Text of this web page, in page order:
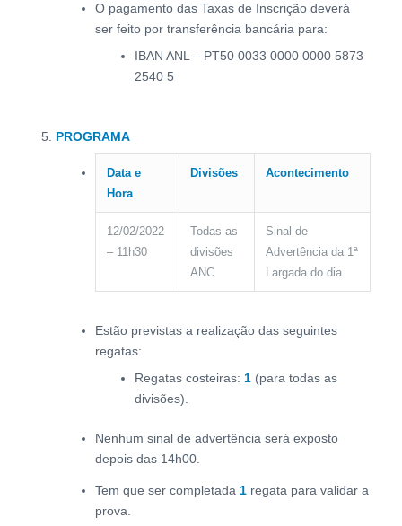
O pagamento das Taxas de Inscrição deverá
ser feito por transferência bancária para:
IBAN ANL – PT50 0033 0000 0000 5873
2540 5
PROGRAMA
Data e
Hora
Divisões Acontecimento
12/02/2022
– 11h30
Todas as
divisões
ANC
Sinal de
Advertência da 1ª
Largada do dia
Estão previstas a realização das seguintes
regatas:
Regatas costeiras: 1(para todas as
divisões).
Nenhum sinal de advertência será exposto
depois das 14h00.
Tem que ser completada 1regata para validar a
prova.